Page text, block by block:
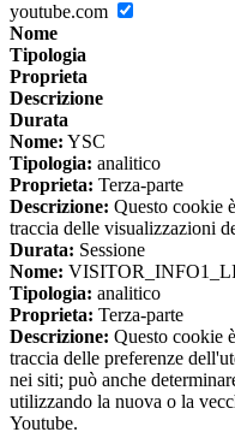
youtube.com
Nome
Tipologia
Proprieta
Descrizione
Durata
Nome: YSC
Tipologia: analitico
Proprieta: Terza-parte
Descrizione: Questo cookie
traccia delle visualizzazioni
Durata: Sessione
Nome:
Tipologia: analitico
Proprieta: Terza-parte
Descrizione: Questo cookie
traccia delle preferenze
nei siti; può anche
utilizzando la nuova o la
Youtube.